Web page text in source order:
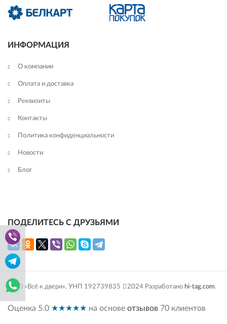
ИНФОРМАЦИЯ
О компании
Оплата и доставка
Реквизиты
Контакты
Политика конфиденциальности
Новости
Блог
ПОДЕЛИТЕСЬ С ДРУЗЬЯМИ
ООО «Всё к двери», УНП 192739835 2024 Разработано hi-tag.com.
Оценка 5.0 ★★★★★ на основе отзывов 70 клиентов